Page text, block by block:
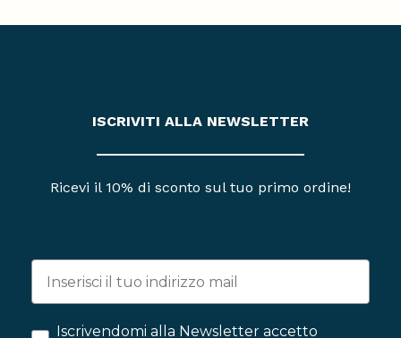
ISCRIVITI ALLA NEWSLETTER
Ricevi il 10% di sconto sul tuo primo ordine!
Iscrivendomi alla Newsletter accetto